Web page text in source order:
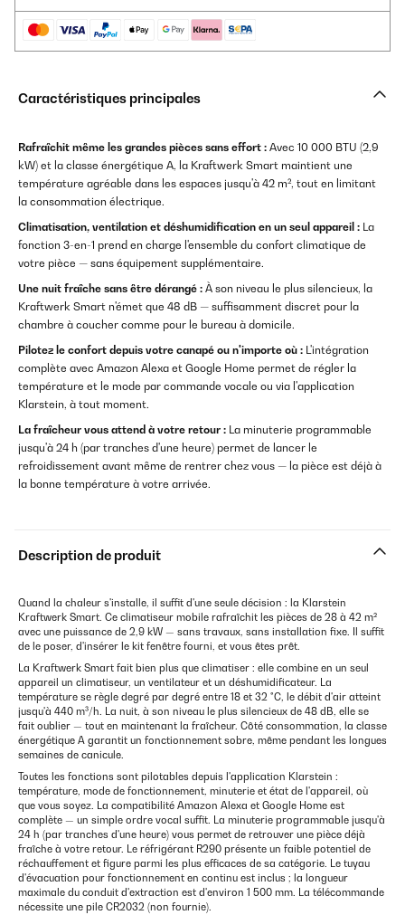
Caractéristiques principales
Rafraîchit même les grandes pièces sans effort : Avec 10 000 BTU (2,9
kW) et la classe énergétique A, la Kraftwerk Smart maintient une
température agréable dans les espaces jusqu'à 42 m², tout en limitant
la consommation électrique.
Climatisation, ventilation et déshumidification en un seul appareil : La
fonction 3-en-1 prend en charge l'ensemble du confort climatique de
votre pièce — sans équipement supplémentaire.
Une nuit fraîche sans être dérangé : À son niveau le plus silencieux, la
Kraftwerk Smart n'émet que 48 dB — suffisamment discret pour la
chambre à coucher comme pour le bureau à domicile.
Pilotez le confort depuis votre canapé ou n'importe où : L'intégration
complète avec Amazon Alexa et Google Home permet de régler la
température et le mode par commande vocale ou via l'application
Klarstein, à tout moment.
La fraîcheur vous attend à votre retour : La minuterie programmable
jusqu'à 24 h (par tranches d'une heure) permet de lancer le
refroidissement avant même de rentrer chez vous — la pièce est déjà à
la bonne température à votre arrivée.
Description de produit
Quand la chaleur s'installe, il suffit d'une seule décision : la Klarstein
Kraftwerk Smart. Ce climatiseur mobile rafraîchit les pièces de 28 à 42 m²
avec une puissance de 2,9 kW — sans travaux, sans installation fixe. Il suffit
de le poser, d'insérer le kit fenêtre fourni, et vous êtes prêt.
La Kraftwerk Smart fait bien plus que climatiser : elle combine en un seul
appareil un climatiseur, un ventilateur et un déshumidificateur. La
température se règle degré par degré entre 18 et 32 °C, le débit d'air atteint
jusqu'à 440 m³/h. La nuit, à son niveau le plus silencieux de 48 dB, elle se
fait oublier — tout en maintenant la fraîcheur. Côté consommation, la classe
énergétique A garantit un fonctionnement sobre, même pendant les longues
semaines de canicule.
Toutes les fonctions sont pilotables depuis l'application Klarstein :
température, mode de fonctionnement, minuterie et état de l'appareil, où
que vous soyez. La compatibilité Amazon Alexa et Google Home est
complète — un simple ordre vocal suffit. La minuterie programmable jusqu'à
24 h (par tranches d'une heure) vous permet de retrouver une pièce déjà
fraîche à votre retour. Le réfrigérant R290 présente un faible potentiel de
réchauffement et figure parmi les plus efficaces de sa catégorie. Le tuyau
d'évacuation pour fonctionnement en continu est inclus ; la longueur
maximale du conduit d'extraction est d'environ 1 500 mm. La télécommande
nécessite une pile CR2032 (non fournie).